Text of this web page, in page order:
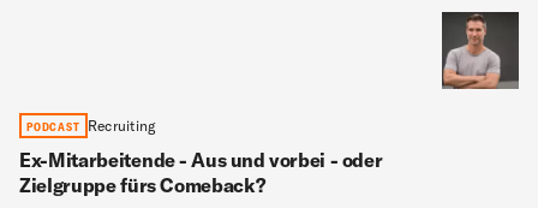
PODCAST Recruiting
Ex-Mitarbeitende - Aus und vorbei - oder
Zielgruppe fürs Comeback?